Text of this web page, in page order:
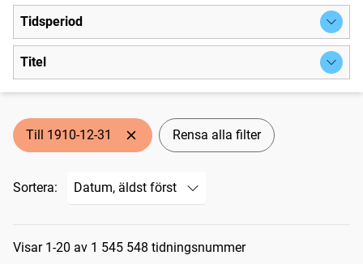
Tidsperiod
Titel
Till 1910-12-31 Rensa alla filter
Sortera:
Sökresultat
Visar 1-20 av 1 545 548 tidningsnummer